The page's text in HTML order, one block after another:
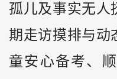
孤儿及事实无人
期走访摸排与动
童安心备考、